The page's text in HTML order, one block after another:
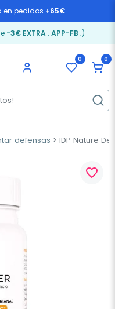
en pedidos +65€
-3€ EXTRA: APP-FB ;)
0 0
defensas IDP Nature
favorite_border